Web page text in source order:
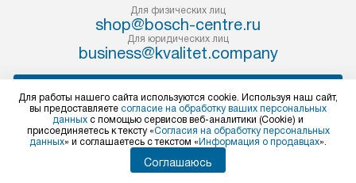
дополнительная плата. Важно
учитывать, что если размеры
прибора не позволяют ему пройти
демонтировать дверцы, ручки или
другие выступающие элементы, так
как это может привести к отказу
в гарантийном ремонте в будущем.
разблокировку
монтаж техники
на место с
подключение к
Для физических лиц
shop@bosch-centre.ru
Для юридических лиц
business@kvalitet.company
Политика конфиденциальности
Условия продажи
Карта сайта
Для работы нашего сайта используются cookie. Используя наш сайт,
вы предоставляете согласие на обработку ваших персональных
данных с помощью сервисов веб-аналитики (Cookie) и
присоединяетесь к тексту «Согласия на обработку персональных
данных» и соглашаетесь с текстом « Информация о продавцах».
Соглашаюсь